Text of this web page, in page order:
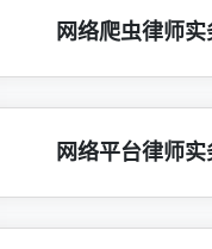
网络爬虫律师
网络平台律师